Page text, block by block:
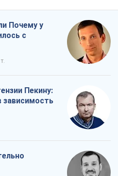
Почему у
с
Пекину:
зависимость